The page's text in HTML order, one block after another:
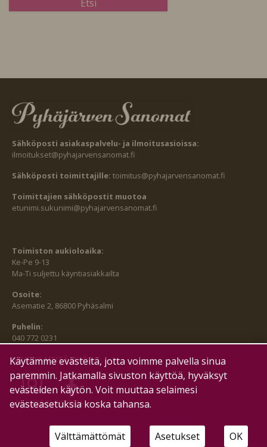
Sähköposti asiakaspalvelu- ja ilmoitusasioissa:
ilmoitukset@pyhajarvensanomat.fi
Sähköposti toimittajille: toimitus@pyhajarvensanomat.fi
Toimittajien sähköpostit muotoa
etunimi.sukunimi@pyhajarvensanomat.fi
Toimiston aukioloaika:
Ke-Pe 9-13
Ma-Ti suljettu käyntiasiakkailta
Osoite:
Asematie 2, 86800 Pyhäsalmi
Puhelin:
040 772 0231
SEURAA MEITÄ MYÖS:
HALLITSE EVÄSTEITÄ
Käytämme evästeitä, jotta voimme palvella sinua
paremmin. Jatkamalla sivuston käyttöä, hyväksyt
evästeiden käytön. Voit muuttaa selaimesi
evästeasetuksia koska tahansa.
Välttämättömät Asetukset OK